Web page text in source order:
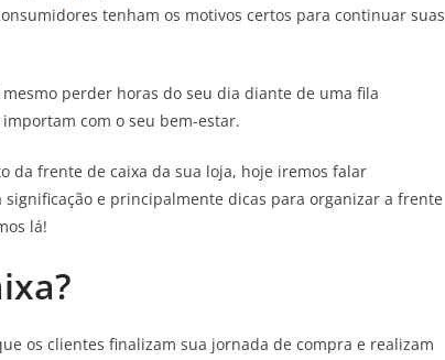
tenham os motivos certos para continuar suas
perder horas do seu dia diante de uma fila
com o seu bem-estar.
da frente de caixa da sua loja, hoje iremos falar
e principalmente dicas para organizar a frente
lá!
os clientes finalizam sua jornada de compra e realizam